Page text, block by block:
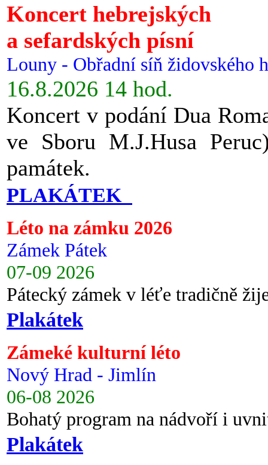
Koncert hebrejských
a sefardských písní
Louny - Obřadní síň židovského
16.8.2026 14 hod.
Koncert v podání Dua
ve Sboru M.J.Husa
památek.
PLAKÁTEK
Léto na zámku 2026
Zámek Pátek
07-09 2026
Pátecký zámek v léťe tradičně
Plakátek
Zámeké kulturní léto
Nový Hrad - Jimlín
06-08 2026
Bohatý program na nádvoří i
Plakátek